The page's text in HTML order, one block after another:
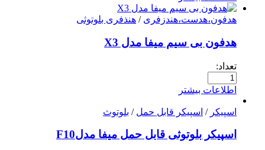
هدفون،هدست،هندزفری / هنذفری بلوتوثی
هدفون بی سیم میفا مدل X3
تعداد:
اطلاعات بیشتر
اسپیکر / اسپیکر قابل حمل / بلوتوث
اسپیکر بلوتوثی قابل حمل میفا مدلF10